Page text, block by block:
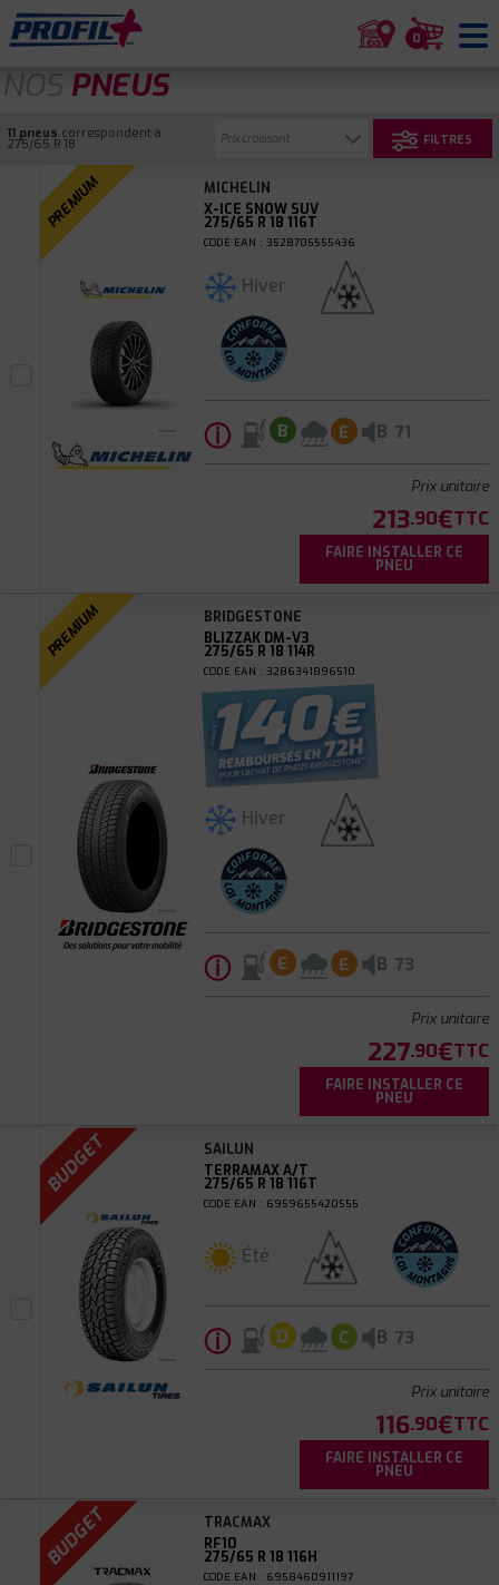
0
NOS PNEUS
11 pneus correspondent à
275/65 R 18 FILTRES
PREMIUM
MICHELIN
X-ICE SNOW SUV
275/65 R 18 116T
CODE EAN : 3528705555436
Hiver
ⓘ B E B 71
Prix unitaire
213.90€TTC
FAIRE INSTALLER CE
PNEU
PREMIUM
BRIDGESTONE
BLIZZAK DM-V3
275/65 R 18 114R
CODE EAN : 3286341896510
Hiver
ⓘ E E B 73
Prix unitaire
227.90€TTC
FAIRE INSTALLER CE
PNEU
BUDGET
SAILUN
TERRAMAX A/T
275/65 R 18 116T
CODE EAN : 6959655420555
Été
ⓘ D C B 73
Prix unitaire
116.90€TTC
FAIRE INSTALLER CE
PNEU
BUDGET
TRACMAX
RF10
275/65 R 18 116H
CODE EAN : 6958460911197